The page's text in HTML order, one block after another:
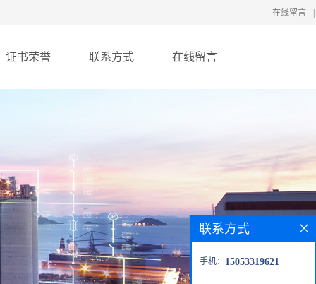
在线留言
证书荣誉 联系方式 在线留言
联系方式
手机： 15053319621